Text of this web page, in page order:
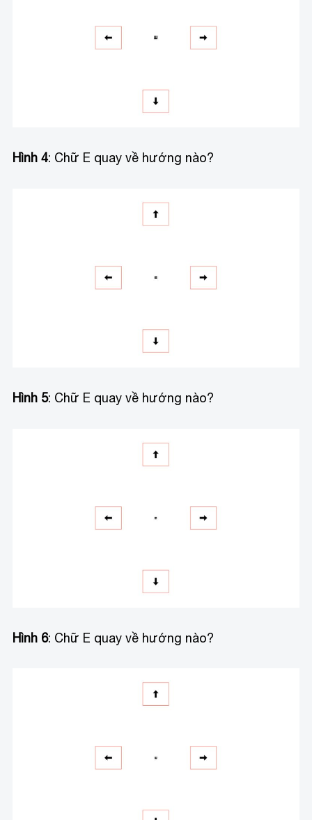
Hình 4: Chữ E quay về hướng nào?
Hình 5: Chữ E quay về hướng nào?
Hình 6: Chữ E quay về hướng nào?